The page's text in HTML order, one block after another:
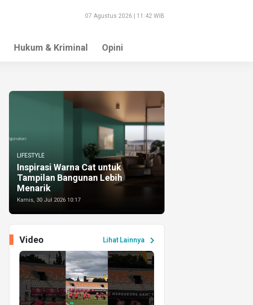
07 Agustus 2026 | 11:42 WIB
Hukum & Kriminal Opini
LIFESTYLE
Inspirasi Warna Cat untuk
Tampilan Bangunan Lebih
Menarik
Kamis, 30 Jul 2026 10:17
Lihat Lainnya chevron_right
Video